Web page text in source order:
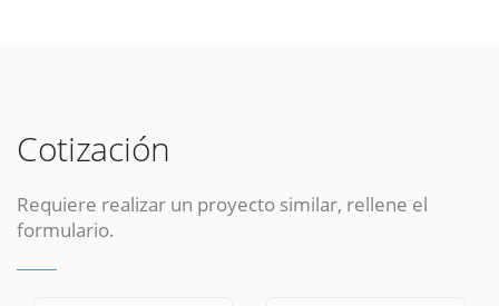
Cotización
Requiere realizar un proyecto similar, rellene el
formulario.